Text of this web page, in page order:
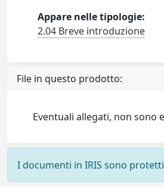
Appare nelle tipologie:
2.04 Breve introduzione
File in questo prodotto:
Eventuali allegati, non sono
I documenti in IRIS sono